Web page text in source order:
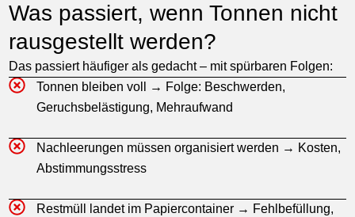
Was passiert, wenn Tonnen nicht
rausgestellt werden?
Das passiert häufiger als gedacht – mit spürbaren Folgen:
Tonnen bleiben voll → Folge: Beschwerden,
Geruchsbelästigung, Mehraufwand
Nachleerungen müssen organisiert werden → Kosten,
Abstimmungsstress
Restmüll landet im Papiercontainer → Fehlbefüllung,